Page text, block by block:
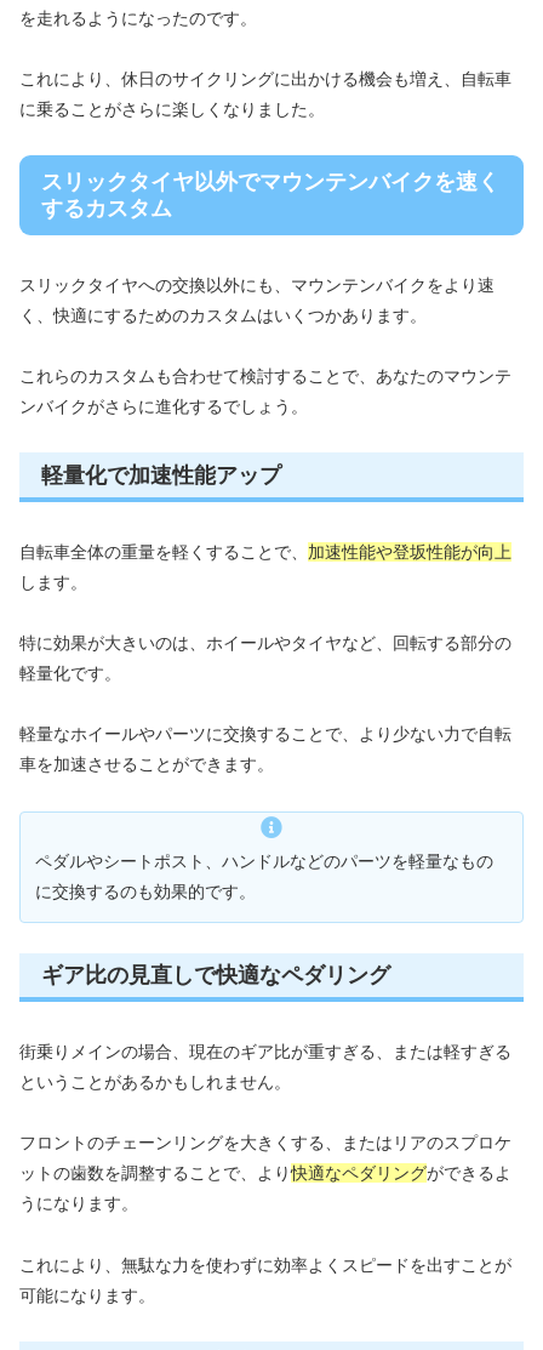
を走れるようになったのです。
これにより、休日のサイクリングに出かける機会も増え、自転車
に乗ることがさらに楽しくなりました。
スリックタイヤ以外でマウンテンバイクを速く
するカスタム
スリックタイヤへの交換以外にも、マウンテンバイクをより速
く、快適にするためのカスタムはいくつかあります。
これらのカスタムも合わせて検討することで、あなたのマウンテ
ンバイクがさらに進化するでしょう。
軽量化で加速性能アップ
自転車全体の重量を軽くすることで、 加速性能や登坂性能が向上
します。
特に効果が大きいのは、ホイールやタイヤなど、回転する部分の
軽量化です。
軽量なホイールやパーツに交換することで、より少ない力で自転
車を加速させることができます。
ペダルやシートポスト、ハンドルなどのパーツを軽量なもの
に交換するのも効果的です。
ギア比の見直しで快適なペダリング
街乗りメインの場合、現在のギア比が重すぎる、または軽すぎる
ということがあるかもしれません。
フロントのチェーンリングを大きくする、またはリアのスプロケ
ットの歯数を調整することで、より快適なペダリングができるよ
うになります。
これにより、無駄な力を使わずに効率よくスピードを出すことが
可能になります。